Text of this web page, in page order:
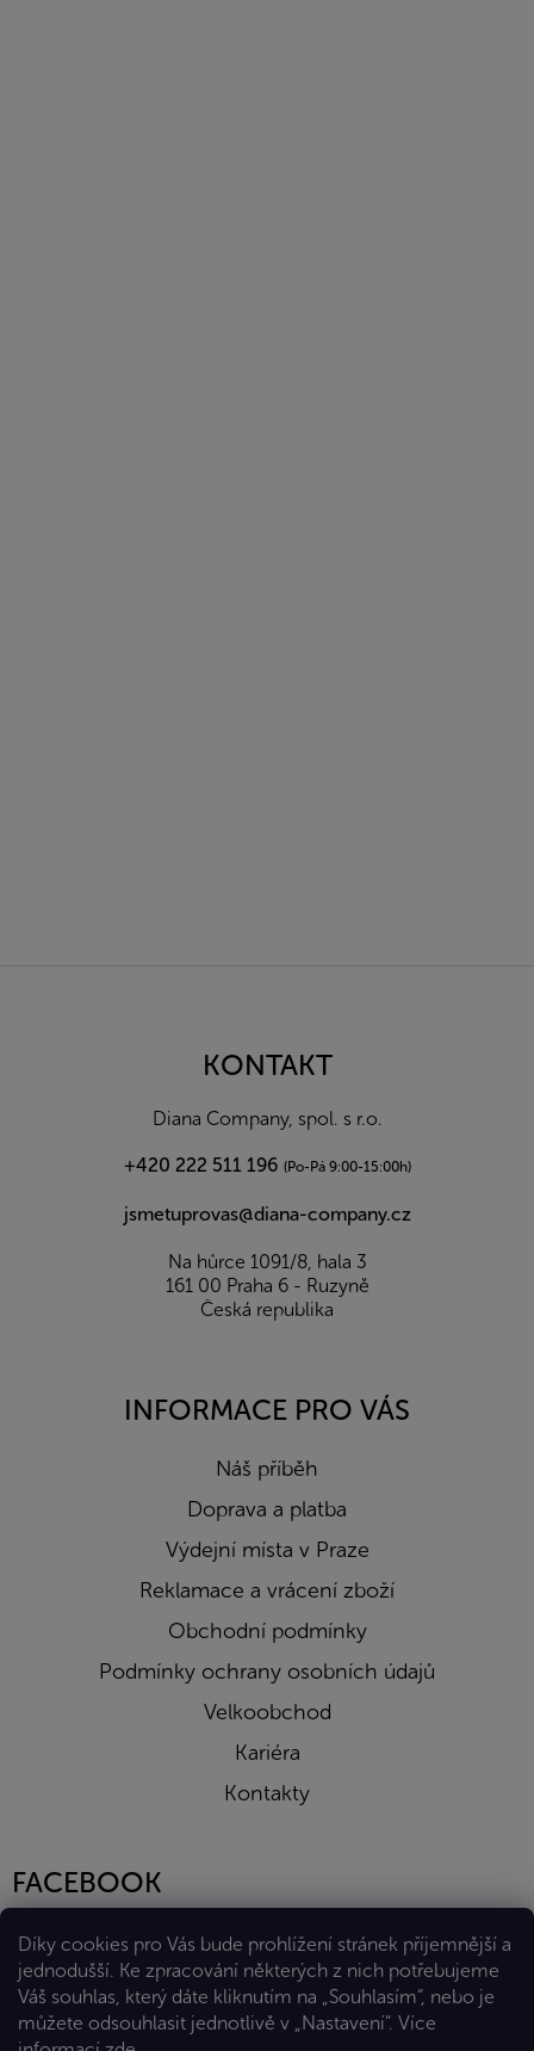
Díky cookies pro Vás bude prohlížení stránek příjemnější a
jednodušší. Ke zpracování některých z nich potřebujeme
Váš souhlas, který dáte kliknutím na „Souhlasím“, nebo je
můžete odsouhlasit jednotlivě v „Nastavení“. Více
KONTAKT
Diana Company, spol. s r.o.
+420 222 511 196 (Po-Pá 9:00-15:00h)
jsmetuprovas@diana-company.cz
Na hůrce 1091/8, hala 3
161 00 Praha 6 - Ruzyně
Česká republika
INFORMACE PRO VÁS
Náš příběh
Doprava a platba
Výdejní místa v Praze
Reklamace a vrácení zboží
Obchodní podmínky
Podmínky ochrany osobních údajů
Velkoobchod
Kariéra
Kontakty
FACEBOOK